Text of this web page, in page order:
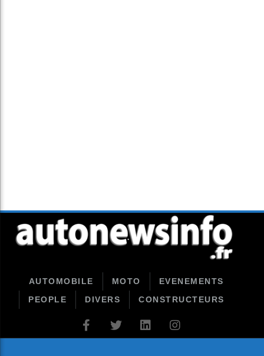
AUTOMOBILE MOTO
EVENEMENTS
PEOPLE
DIVERS CONSTRUCTEURS